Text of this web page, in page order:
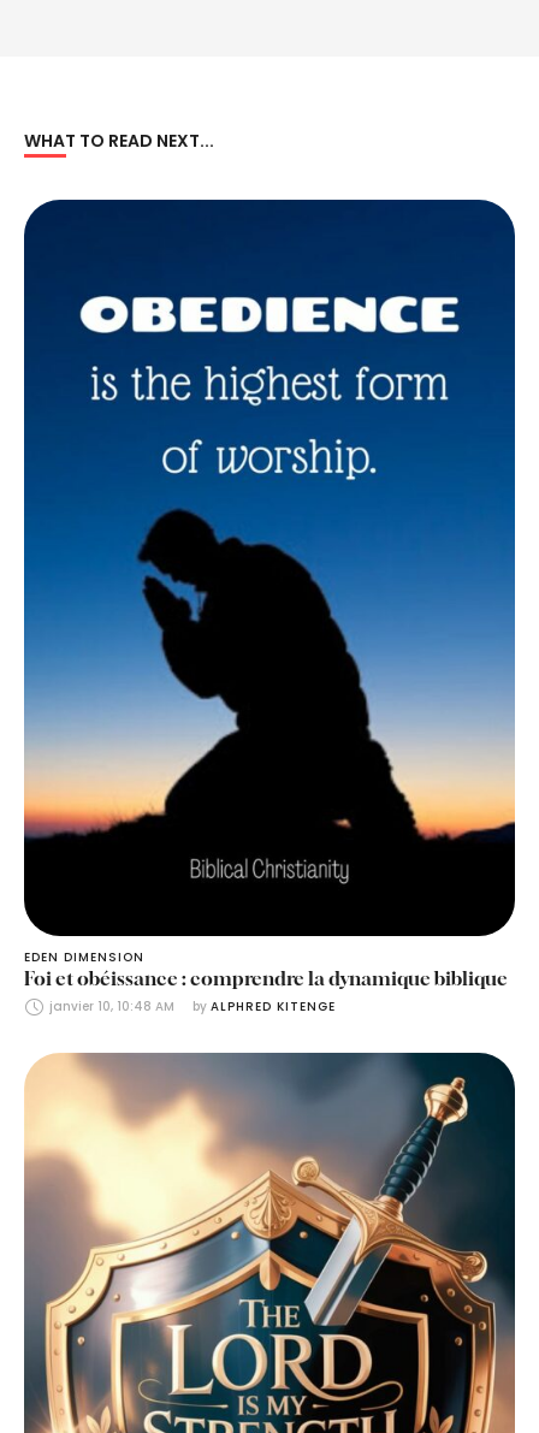
WHAT TO READ NEXT...
EDEN DIMENSION
Foi et obéissance : comprendre la dynamique biblique
janvier 10, 10:48 AM by ALPHRED KITENGE